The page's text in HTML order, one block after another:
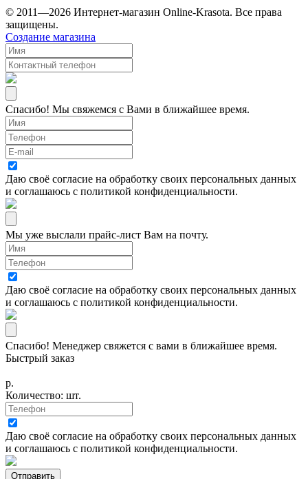
© 2011—2026 Интернет-магазин Online-Krasota. Все права
защищены.
Создание магазина
Спасибо! Мы свяжемся с Вами в ближайшее время.
Даю своё согласие на обработку своих персональных данных
и соглашаюсь с политикой конфиденциальности.
Мы уже выслали прайс-лист Вам на почту.
Даю своё согласие на обработку своих персональных данных
и соглашаюсь с политикой конфиденциальности.
Спасибо! Менеджер свяжется с вами в ближайшее время.
Быстрый заказ
р.
Количество: шт.
Даю своё согласие на обработку своих персональных данных
и соглашаюсь с политикой конфиденциальности.